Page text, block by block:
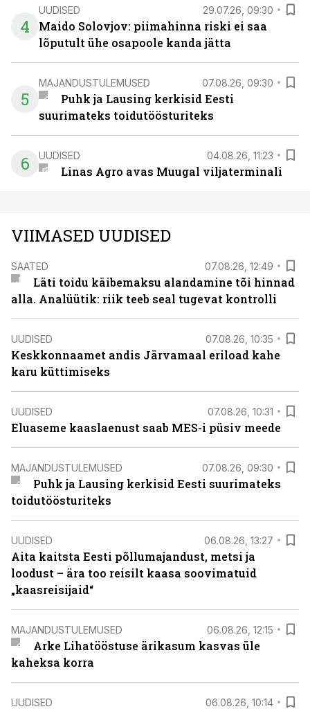
4
UUDISED 29.07.26, 09:30
Maido Solovjov: piimahinna riski ei saa
lõputult ühe osapoole kanda jätta
5
MAJANDUSTULEMUSED 07.08.26, 09:30
Puhk ja Lausing kerkisid Eesti
suurimateks toidutöösturiteks
6 UUDISED 04.08.26, 11:23
Linas Agro avas Muugal viljaterminali
VIIMASED UUDISED
SAATED 07.08.26, 12:49
Läti toidu käibemaksu alandamine tõi hinnad
alla. Analüütik: riik teeb seal tugevat kontrolli
UUDISED 07.08.26, 10:35
Keskkonnaamet andis Järvamaal eriload kahe
karu küttimiseks
UUDISED 07.08.26, 10:31
Eluaseme kaaslaenust saab MES-i püsiv meede
MAJANDUSTULEMUSED 07.08.26, 09:30
Puhk ja Lausing kerkisid Eesti suurimateks
toidutöösturiteks
UUDISED 06.08.26, 13:27
Aita kaitsta Eesti põllumajandust, metsi ja
loodust – ära too reisilt kaasa soovimatuid
„kaasreisijaid“
MAJANDUSTULEMUSED 06.08.26, 12:15
Arke Lihatööstuse ärikasum kasvas üle
kaheksa korra
UUDISED 06.08.26, 10:14